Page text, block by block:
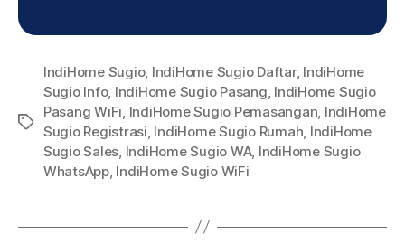
IndiHome Sugio, IndiHome Sugio Daftar, IndiHome
Sugio Info, IndiHome Sugio Pasang IndiHome Sugio
Pasang WiFi IndiHome Sugio Pemasangan IndiHome
Sugio Registrasi IndiHome Sugio Rumah IndiHome
Sugio Sales IndiHome Sugio WA, IndiHome Sugio
WhatsApp, IndiHome Sugio WiFi